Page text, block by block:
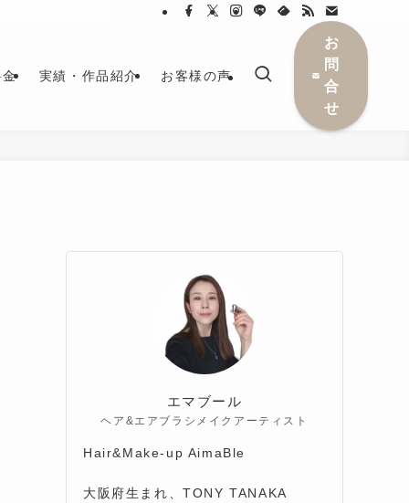
金 実績・作品紹介 お客様の声
お
問
合
せ
エマブール
ヘア&エアブラシメイクアーティスト
Hair&Make-up AimaBle
大阪府生まれ、TONY TANAKA